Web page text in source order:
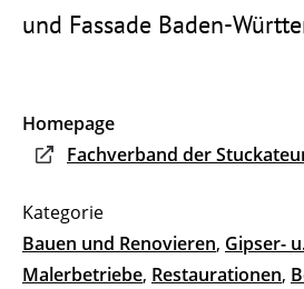
und Fassade Baden-
Homepage
Fachverband der
Bauen und Renovieren, Gipser-
Malerbetriebe, Restaurationen,